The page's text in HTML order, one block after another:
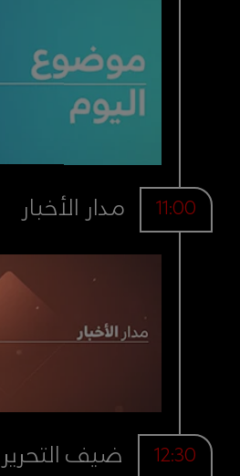
11:00 مدار الأخبار
12:30 ضيف التحرير